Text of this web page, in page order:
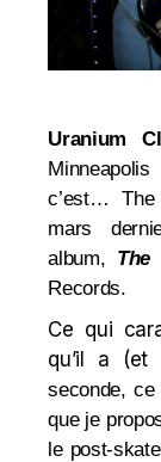
Uranium
c’est… The
mars
album, The
Records.
Ce qui
qu’il a (et
seconde, ce
que je
le post-